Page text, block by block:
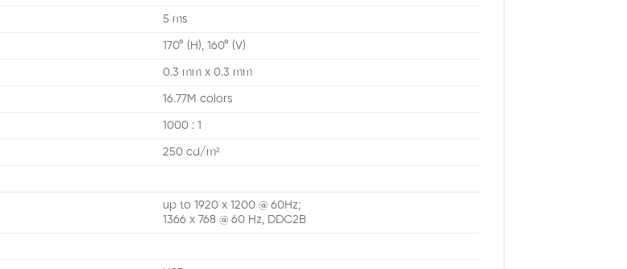
5 ms
170° (H), 160° (V)
0.3 mm x 0.3 mm
16.77M colors
1000 : 1
250 cd/m²
up to 1920 x 1200 @ 60Hz;
1366 x 768 @ 60 Hz, DDC2B